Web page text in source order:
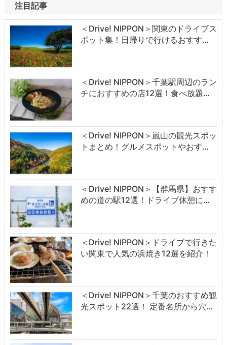
注目記事
＜Drive! NIPPON＞関東のドライブス
ポット集！日帰りで行けるおすす…
＜Drive! NIPPON＞千葉駅周辺のラン
チにおすすめの店12選！食べ放題…
＜Drive! NIPPON＞嵐山の観光スポッ
トまとめ！グルメスポットやおす…
＜Drive! NIPPON＞【群馬県】おすす
めの道の駅12選！ドライブ休憩に…
＜Drive! NIPPON＞ドライブで行きた
い関東で人気の浜焼き12選を紹介！
＜Drive! NIPPON＞千葉のおすすめ観
光スポット22選！ 定番名所から穴…